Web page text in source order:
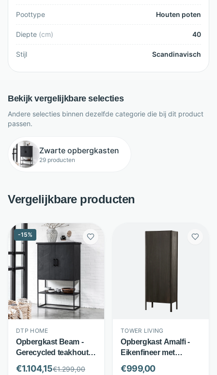
Poottype Houten poten
Diepte (cm) 40
Stijl Scandinavisch
Bekijk vergelijkbare selecties
Andere selecties binnen dezelfde categorie die bij dit product
passen.
Zwarte opbergkasten
29 producten
Vergelijkbare producten
-15%
DTP HOME
Opbergkast Beam -
Gerecycled teakhout
en metaal - 2 deuren
€1.104,15€1.299,00
TOWER LIVING
Opbergkast Amalfi -
Eikenfineer met
massief eiken fronten -
€999,00